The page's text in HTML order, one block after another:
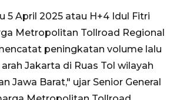
5 April 2025 atau H+4 Idul Fitri
Metropolitan Tollroad Regional
peningkatan volume lalu
Jakarta di Ruas Tol wilayah
Jawa Barat," ujar Senior General